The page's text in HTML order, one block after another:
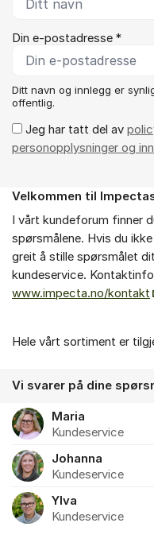
Din e-postadresse *
Ditt navn og innlegg er
offentlig.
Jeg har tatt del av
personopplysninger og
Om forumet
Velkommen til
I vårt kundeforum finner
spørsmålene. Hvis du
greit å stille spørsmålet
kundeservice.
www.impecta.no/kontakt
Hele vårt sortiment er
Vi svarer på dine
Maria
Kundeservice
Johanna
Kundeservice
Ylva
Kundeservice